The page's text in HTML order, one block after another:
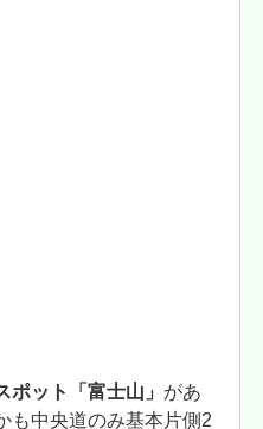
ポット「富士山」 があ
も中央道のみ基本片側2